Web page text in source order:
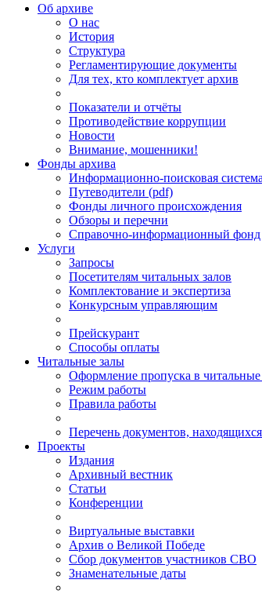
Об архиве
О нас
История
Структура
Регламентирующие документы
Для тех, кто комплектует архив
Показатели и отчёты
Противодействие коррупции
Новости
Внимание, мошенники!
Фонды архива
Информационно-поисковая система
Путеводители (pdf)
Фонды личного происхождения
Обзоры и перечни
Справочно-информационный фонд
Услуги
Запросы
Посетителям читальных залов
Комплектование и экспертиза
Конкурсным управляющим
Прейскурант
Способы оплаты
Читальные залы
Оформление пропуска в
Режим работы
Правила работы
Перечень документов,
Проекты
Издания
Архивный вестник
Статьи
Конференции
Виртуальные выставки
Архив о Великой Победе
Сбор документов участников СВО
Знаменательные даты